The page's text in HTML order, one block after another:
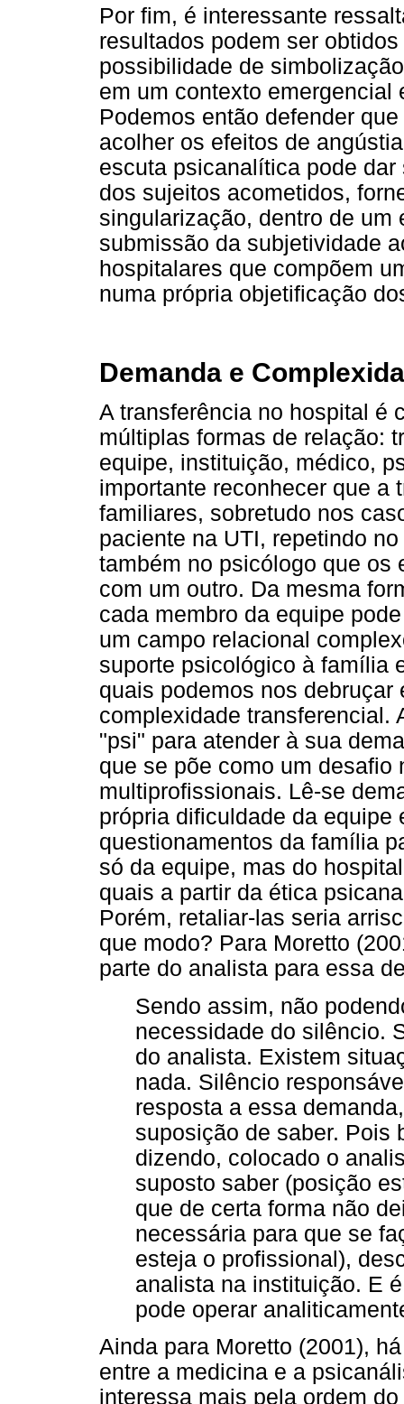
Por fim, é interessante
resultados podem ser
possibilidade de
em um contexto
Podemos então defender
acolher os efeitos de
escuta psicanalítica pode
dos sujeitos acometidos,
singularização, dentro de um
submissão da subjetividade
hospitalares que compõem
numa própria objetificação
Demanda e
A transferência no hospital é
múltiplas formas de relação:
equipe, instituição, médico,
importante reconhecer que a
familiares, sobretudo nos
paciente na UTI, repetindo
também no psicólogo que os
com um outro. Da mesma
cada membro da equipe
um campo relacional
suporte psicológico à família
quais podemos nos debruçar
complexidade transferencial.
"psi" para atender à sua
que se põe como um
multiprofissionais. Lê-se
própria dificuldade da
questionamentos da família
só da equipe, mas do
quais a partir da ética
Porém, retaliar-las seria
que modo? Para Moretto
parte do analista para essa
Sendo assim, não
necessidade do silêncio.
do analista. Existem
nada. Silêncio
resposta a essa
suposição de saber. Pois
dizendo, colocado o
suposto saber (posição
que de certa forma não
necessária para que se
esteja o profissional),
analista na instituição. E
pode operar
Ainda para Moretto (2001),
entre a medicina e a
interessa mais pela ordem